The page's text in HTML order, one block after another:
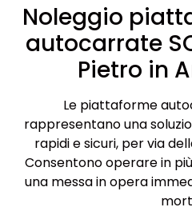
Noleggio
autocarrate
Pietro in
Le piattaforme
rappresentano una
rapidi e sicuri, per via
Consentono operare in
una messa in opera